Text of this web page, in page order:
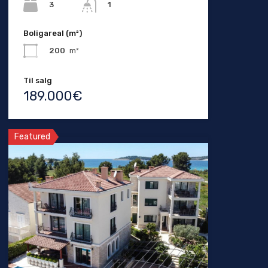
3 1
Boligareal (m²)
200 m²
Til salg
189.000€
Featured